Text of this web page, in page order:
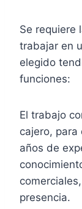
Se requiere
trabajar en
elegido
funciones:
El trabajo
cajero, para
años de
presencia.